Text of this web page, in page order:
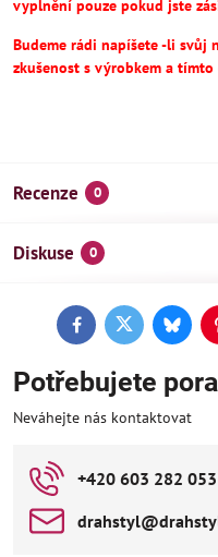
vyplnění pouze pokud jste
Budeme rádi napíšete -li svůj
zkušenost s výrobkem a tímto
Recenze 0
Diskuse 0
FacebookTwitter
Potřebujete
Neváhejte nás kontaktovat
+420 603 282 053